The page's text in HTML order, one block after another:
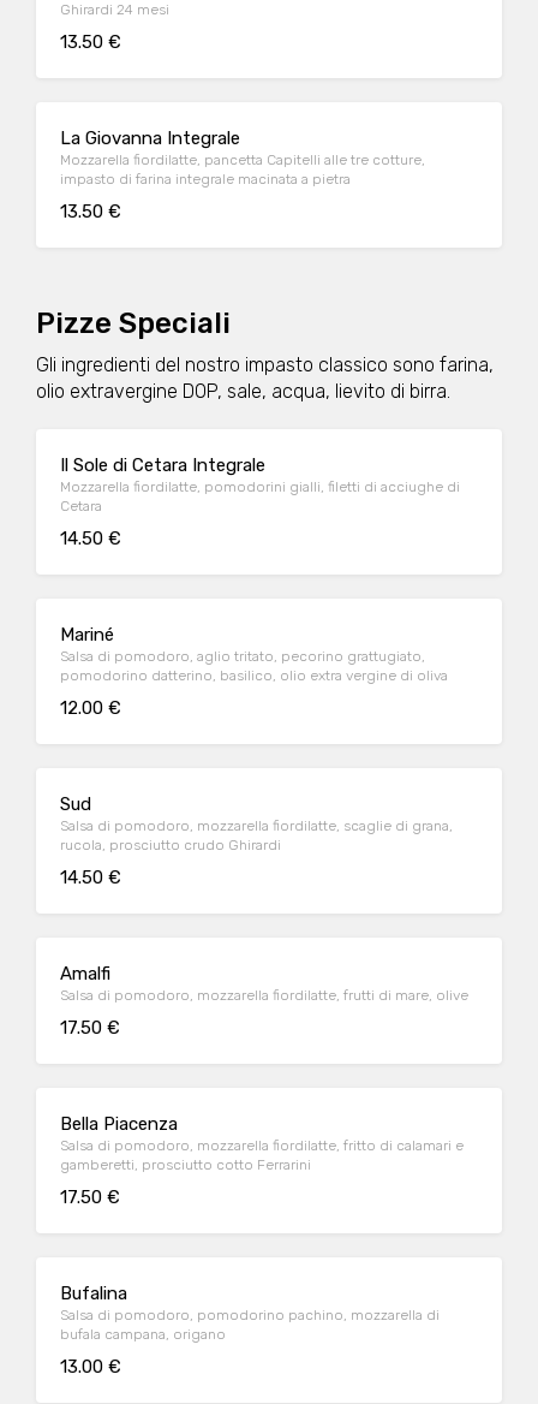
Ghirardi 24 mesi
13.50 €
La Giovanna Integrale
Mozzarella fiordilatte, pancetta Capitelli alle tre cotture,
impasto di farina integrale macinata a pietra
13.50 €
Pizze Speciali
Gli ingredienti del nostro impasto classico sono farina,
olio extravergine DOP, sale, acqua, lievito di birra.
Il Sole di Cetara Integrale
Mozzarella fiordilatte, pomodorini gialli, filetti di acciughe di
Cetara
14.50 €
Mariné
Salsa di pomodoro, aglio tritato, pecorino grattugiato,
pomodorino datterino, basilico, olio extra vergine di oliva
12.00 €
Sud
Salsa di pomodoro, mozzarella fiordilatte, scaglie di grana,
rucola, prosciutto crudo Ghirardi
14.50 €
Amalfi
Salsa di pomodoro, mozzarella fiordilatte, frutti di mare, olive
17.50 €
Bella Piacenza
Salsa di pomodoro, mozzarella fiordilatte, fritto di calamari e
gamberetti, prosciutto cotto Ferrarini
17.50 €
Bufalina
Salsa di pomodoro, pomodorino pachino, mozzarella di
bufala campana, origano
13.00 €